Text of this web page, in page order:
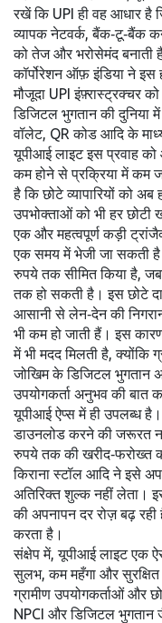
रखें कि UPI ही वह आधार है
व्यापक नेटवर्क, बैंक‑टू‑बैंक
को तेज और भरोसेमंद बनाती
कॉर्पोरेशन ऑफ़ इंडियाने इस
मौजूदा UPI इंफ़्रास्ट्रक्चर
डिजिटल भुगतान की दुनिया
वॉलेट, QR कोड आदि के
यूपीआई लाइट इस प्रवाह
कम होने से प्रक्रिया में कम
है कि छोटे व्यापारियों को
उपभोक्ताओं को भी हर छोटी
एक और महत्वपूर्ण कड़ी
एक समय में भेजी जा सकती है
रुपये तक सीमित किया है,
तक हो सकती है। इस छोटे
आसानी से लेन‑देन की
भी कम हो जाती हैं। इस
में भी मदद मिलती है, क्योंकि
जोखिम के डिजिटल भुगतान
उपयोगकर्ता अनुभव की बात
यूपीआई ऐप्स में ही उपलब्ध
डाउनलोड करने की जरूरत
रुपये तक की खरीद‑फरोख्त
किराना स्टॉल आदि ने इसे
अतिरिक्त शुल्क नहीं लेता।
की अपनापन दर रोज़ बढ़
करता है।
संक्षेप में, यूपीआई लाइट एक
सुलभ, कम महँगा और
ग्रामीण उपयोगकर्ताओं और
NPCI और डिजिटल